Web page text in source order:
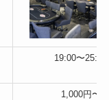
19:00〜25:00
1,000円〜